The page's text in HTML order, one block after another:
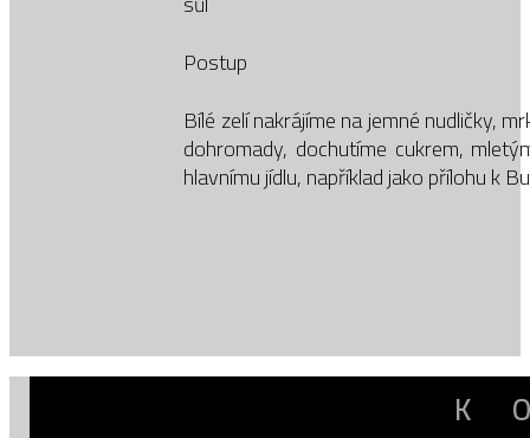
Postup
Bílé zelí nakrájíme na jemné nudličky,
dohromady, dochutíme cukrem,
hlavnímu jídlu, například jako přílohu k